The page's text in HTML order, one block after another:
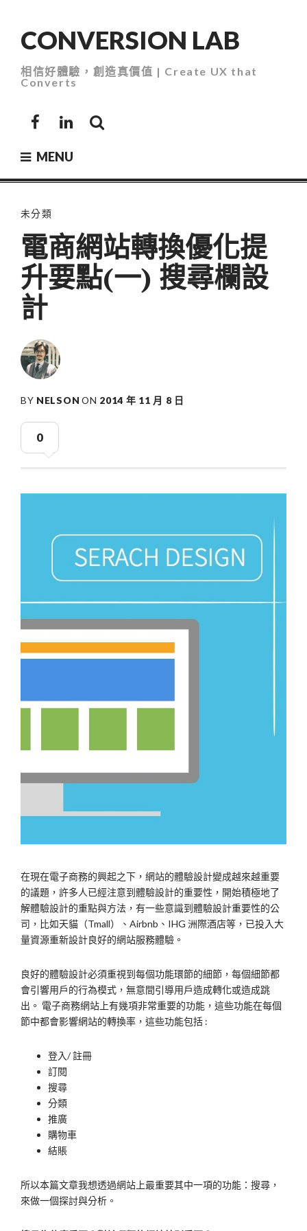
contentCONVERSION LAB
相信好體驗，創造真價值 | Create UX that
Converts
FacebookLinkedIn
MENU
未分類
電商網站轉換優化提
升要點(一) 搜尋欄設
計
BY NELSON ON 2014 年 11 月 8 日
0
在現在電子商務的興起之下，網站的體驗設計變成越來越重要
的議題，許多人已經注意到體驗設計的重要性，開始積極地了
解體驗設計的重點與方法，有一些意識到體驗設計重要性的公
司，比如天貓（Tmall）、Airbnb、IHG 洲際酒店等，已投入大
量資源重新設計良好的網站服務體驗。
良好的體驗設計必須重視到每個功能環節的細節，每個細節都
會引響用戶的行為模式，無意間引導用戶造成轉化或造成跳
出。 電子商務網站上有幾項非常重要的功能，這些功能在每個
節中都會影響網站的轉換率，這些功能包括 :
登入/ 註冊
訂閱
搜尋
分類
推廣
購物車
結賬
所以本篇文章我想透過網站上最重要其中一項的功能：搜尋，
來做一個探討與分析。